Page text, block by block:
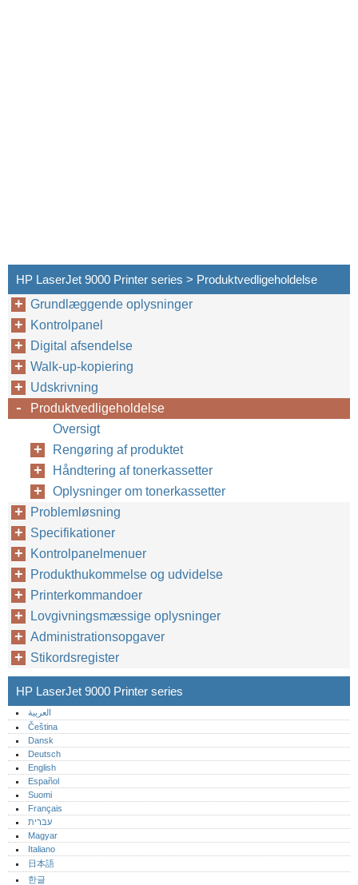
HP LaserJet 9000 Printer series > Produktvedligeholdelse
Grundlæggende oplysninger
Kontrolpanel
Digital afsendelse
Walk-up-kopiering
Udskrivning
Produktvedligeholdelse
Oversigt
Rengøring af produktet
Håndtering af tonerkassetter
Oplysninger om tonerkassetter
Problemløsning
Specifikationer
Kontrolpanelmenuer
Produkthukommelse og udvidelse
Printerkommandoer
Lovgivningsmæssige oplysninger
Administrationsopgaver
Stikordsregister
HP LaserJet 9000 Printer series
العربية
Čeština
Dansk
Deutsch
English
Español
Suomi
Français
עברית
Magyar
Italiano
日本語
한글